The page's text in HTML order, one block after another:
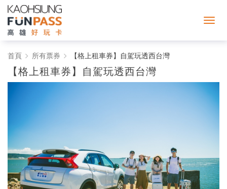
高
雄
好
卡
首頁 所有票券 【格上租車券】自駕玩透西台灣
【格上租車券】自駕玩透西台灣